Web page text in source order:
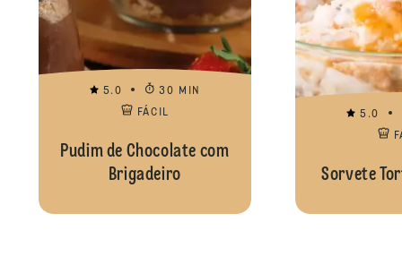
5.0
30 MIN
FÁCIL
Pudim de Chocolate com
Brigadeiro
5.0
Sorvete